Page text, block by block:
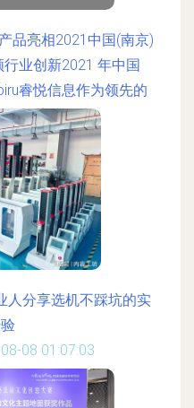
品亮相2021中国(南京)
业创新2021 年中国
睿悦信息作为领先的
新数字产品亮相，展示
化解决方案。旗下技术
特邀记者对此进行了全
盛会盛况。
08 21:59:14
人分享选机不踩坑的实
08 01:07:03